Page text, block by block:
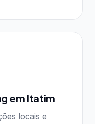
em Itatim
locais e